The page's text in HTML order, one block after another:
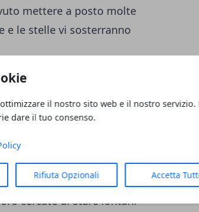
il nostro sito web e il nostro servizio.
dare il tuo consenso.
Rifiuta Opzionali Accetta
mettere a posto molte
e le stelle vi sosterranno
un po' stanchi e irritati. Il
po' difficile per voi. Chi sta
di portare alla luce
pensate.
favorevole in amore. Potrete
cercate di stare lontani